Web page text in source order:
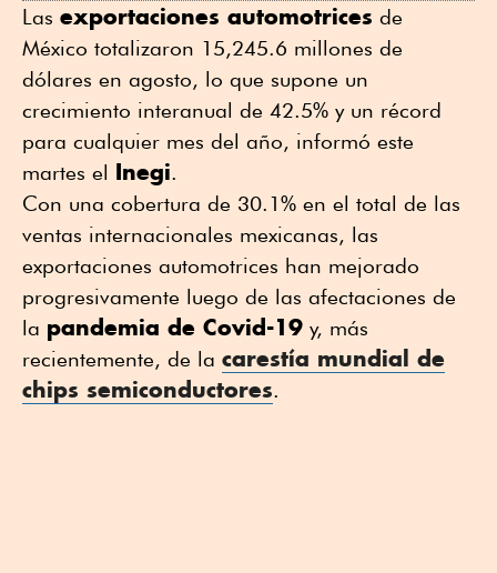
Las exportaciones automotrices de
México totalizaron 15,245.6 millones de
dólares en agosto, lo que supone un
crecimiento interanual de 42.5% y un récord
para cualquier mes del año, informó este
martes el Inegi.
Con una cobertura de 30.1% en el total de las
ventas internacionales mexicanas, las
exportaciones automotrices han mejorado
progresivamente luego de las afectaciones de
la pandemia de Covid-19 y, más
recientemente, de la carestía mundial de
chips semiconductores.